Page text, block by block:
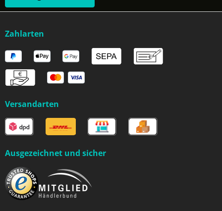
Zahlarten
Versandarten
Ausgezeichnet und sicher